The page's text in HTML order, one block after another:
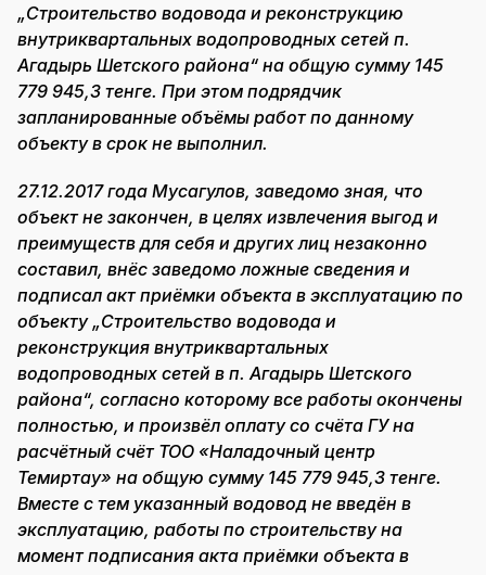
„Строительство водовода и реконструкцию
внутриквартальных водопроводных сетей п.
Агадырь Шетского района“ на общую сумму 145
779 945,3 тенге. При этом подрядчик
запланированные объёмы работ по данному
объекту в срок не выполнил.
27.12.2017 года Мусагулов, заведомо зная, что
объект не закончен, в целях извлечения выгод и
преимуществ для себя и других лиц незаконно
составил, внёс заведомо ложные сведения и
подписал акт приёмки объекта в эксплуатацию по
объекту „Строительство водовода и
реконструкция внутриквартальных
водопроводных сетей в п. Агадырь Шетского
района“, согласно которому все работы окончены
полностью, и произвёл оплату со счёта ГУ на
расчётный счёт ТОО «Наладочный центр
Темиртау» на общую сумму 145 779 945,3 тенге.
Вместе с тем указанный водовод не введён в
эксплуатацию, работы по строительству на
момент подписания акта приёмки объекта в